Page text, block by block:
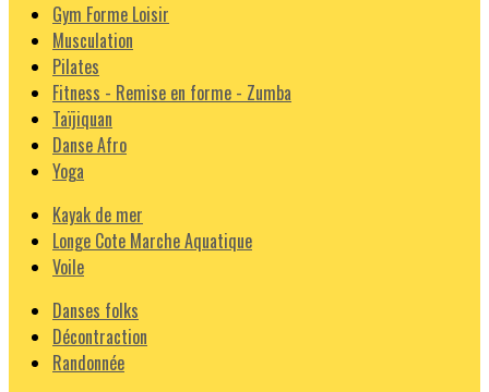
Gym Forme Loisir
Musculation
Pilates
Fitness - Remise en forme - Zumba
Taïjiquan
Danse Afro
Yoga
Kayak de mer
Longe Cote Marche Aquatique
Voile
Danses folks
Décontraction
Randonnée